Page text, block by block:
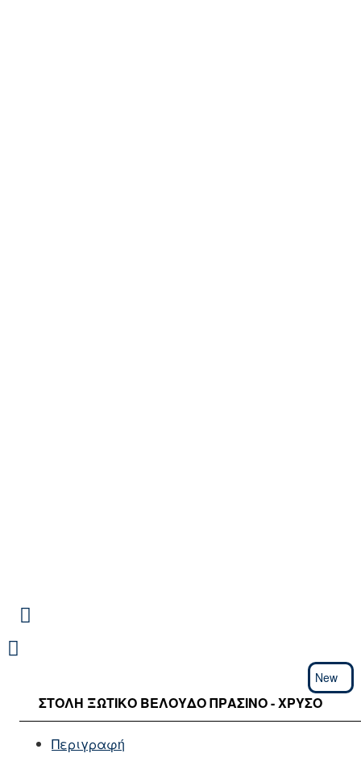
New
ΣΤΟΛΉ ΞΩΤΙΚΌ ΒΕΛΟΎΔΟ ΠΡΆΣΙΝΟ - ΧΡΥΣΌ
Περιγραφή